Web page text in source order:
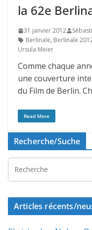
la 62e
31 janvier 2012
Berlinale, Berlinale
Ursula Meier
Comme chaque
une couverture
du Film de Berlin.
Read More
Recherche/Suche
Articles récents/